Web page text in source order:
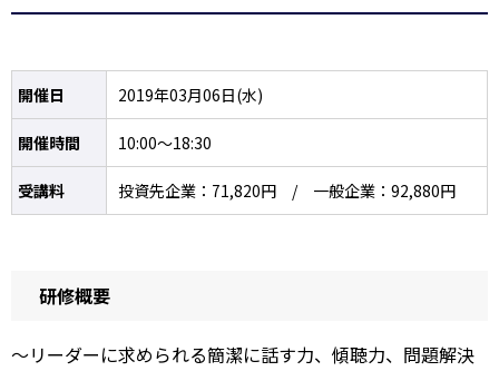
開催日 2019年03月06日(水)
開催時間 10:00～18:30
受講料 投資先企業：71,820円 / 一般企業：92,880円
研修概要
～リーダーに求められる簡潔に話す力、傾聴力、問題解決